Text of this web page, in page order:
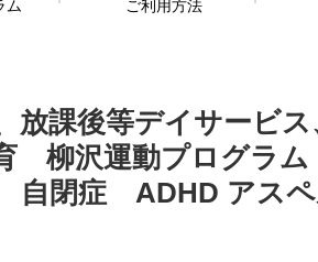
ム ご利用方法
課後等デイサービス
柳沢運動プログラ
閉症 ADHD アスペ